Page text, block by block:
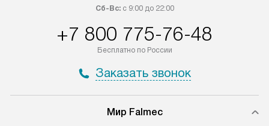
Сб-Вс:с 9:00 до 22:00
+7 800 775-76-48
Бесплатно по России
Заказать звонок
Мир Falmec